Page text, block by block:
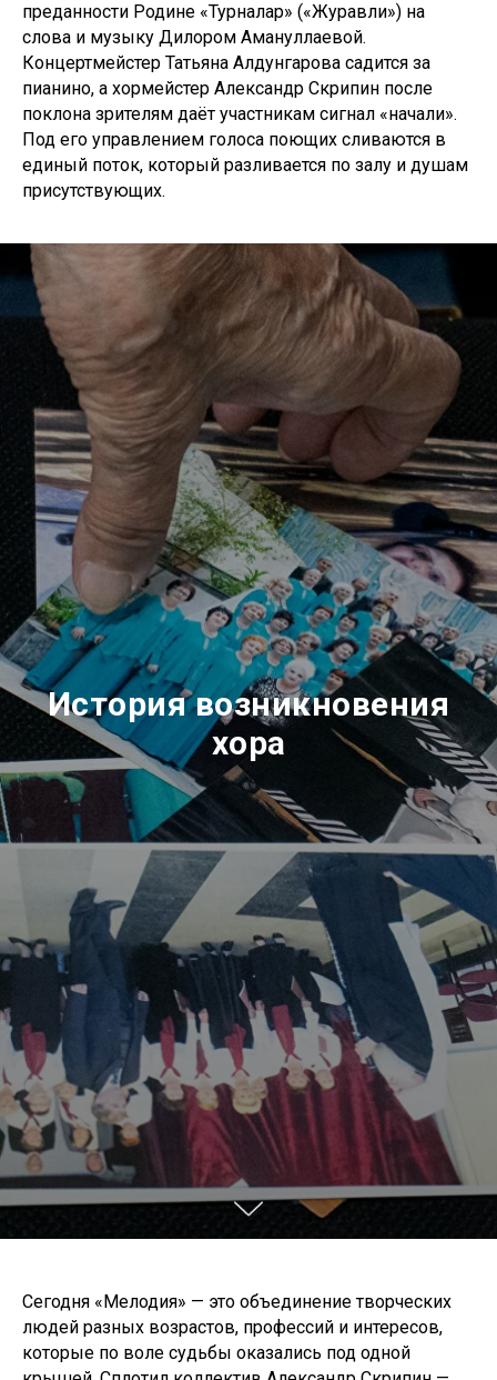
преданности Родине «Турналар» («Журавли») на
слова и музыку Дилором Амануллаевой.
Концертмейстер Татьяна Алдунгарова садится за
пианино, а хормейстер Александр Скрипин после
поклона зрителям даёт участникам сигнал «начали».
Под его управлением голоса поющих сливаются в
единый поток, который разливается по залу и душам
присутствующих.
История возникновения
хора
Сегодня «Мелодия» — это объединение творческих
людей разных возрастов, профессий и интересов,
которые по воле судьбы оказались под одной